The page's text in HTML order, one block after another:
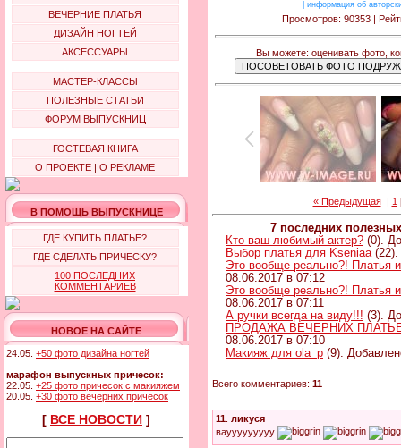
ВЕЧЕРНИЕ ПЛАТЬЯ
ДИЗАЙН НОГТЕЙ
АКСЕССУАРЫ
МАСТЕР-КЛАССЫ
ПОЛЕЗНЫЕ СТАТЬИ
ФОРУМ ВЫПУСКНИЦ
ГОСТЕВАЯ КНИГА
О ПРОЕКТЕ | О РЕКЛАМЕ
В ПОМОЩЬ ВЫПУСКНИЦЕ
ГДЕ КУПИТЬ ПЛАТЬЕ?
ГДЕ СДЕЛАТЬ ПРИЧЕСКУ?
100 ПОСЛЕДНИХ
КОММЕНТАРИЕВ
НОВОЕ НА САЙТЕ
24.05. +50 фото дизайна ногтей
марафон выпускных причесок:
22.05. +25 фото причесок с макияжем
20.05. +30 фото вечерних причесок
[ ВСЕ НОВОСТИ ]
информация об
Просмотров: 90353 |
Вы можете: оценивать фото,
« Предыдущая| 1
7 последних
Кто ваш любимый актер? (0).
Выбор платья для Kseniaa(22).
Это вообще реально?! Платья
08.06.2017 в 07:12
Это вообще реально?! Платья
08.06.2017 в 07:11
А ручки всегда на виду!!! (3).
ПРОДАЖА ВЕЧЕРНИХ
08.06.2017 в 07:10
Макияж для ola_p (9).
Всего комментариев: 11
11 ликуся
ваууууууууу